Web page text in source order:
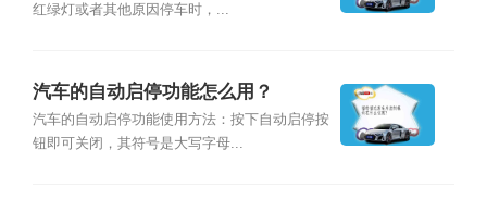
红绿灯或者其他原因停车时，...
汽车的自动启停功能怎么用？
汽车的自动启停功能使用方法：按下自动启停按
钮即可关闭，其符号是大写字母...